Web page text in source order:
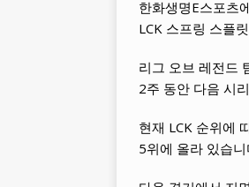
한화생명E스포츠
LCK 스프링 스플
리그 오브 레전드
2주 동안 다음 시
현재 LCK 순위에
5위에 올라 있습니